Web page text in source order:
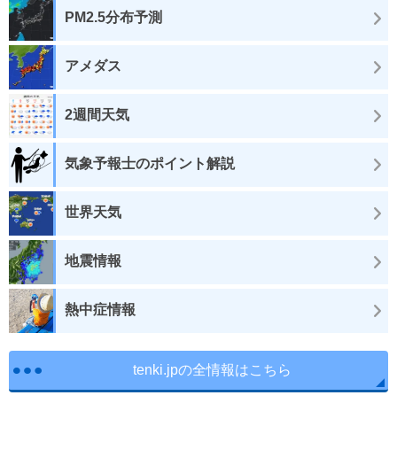
PM2.5分布予測
アメダス
2週間天気
気象予報士のポイント解説
世界天気
地震情報
熱中症情報
tenki.jpの全情報はこちら